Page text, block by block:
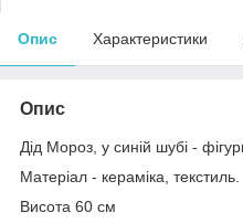
Опис Характеристики
Опис
Дід Мороз, у синій шубі -
Матеріал - кераміка, текстиль.
Висота 60 см